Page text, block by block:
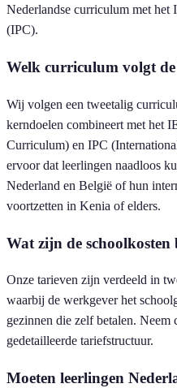
Nederlandse curriculum met
(IPC).
Welk curriculum volgt
Wij volgen een tweetalig
kerndoelen combineert met het
Curriculum) en IPC
ervoor dat leerlingen naadloos
Nederland en België of hun
voortzetten in Kenia of elders.
Wat zijn de
Onze tarieven zijn verdeeld in
waarbij de werkgever het
gezinnen die zelf betalen. Neem
gedetailleerde tariefstructuur.
Moeten leerlingen